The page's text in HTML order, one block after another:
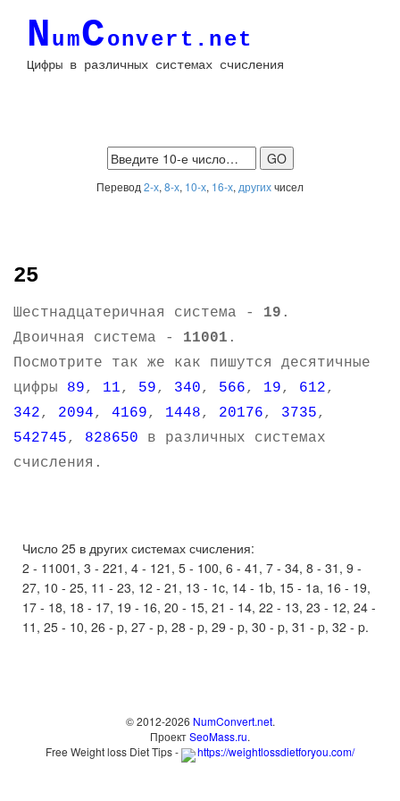
NumConvert.net
Цифры в различных системах счисления
Перевод 2-х, 8-х, 10-х, 16-х, другихчисел
25
Шестнадцатеричная система - 19 .
Двоичная система - 11001 .
Посмотрите так же как пишутся десятичные
цифры 89, 11, 59, 340, 566, 19, 612,
342, 2094, 4169, 1448, 20176, 3735,
542745, 828650 в различных системах
счисления.
Число 25 в других системах счисления:
2 - 11001, 3 - 221, 4 - 121, 5 - 100, 6 - 41, 7 - 34, 8 - 31, 9 -
27, 10 - 25, 11 - 23, 12 - 21, 13 - 1c, 14 - 1b, 15 - 1a, 16 - 19,
17 - 18, 18 - 17, 19 - 16, 20 - 15, 21 - 14, 22 - 13, 23 - 12, 24 -
11, 25 - 10, 26 - p, 27 - p, 28 - p, 29 - p, 30 - p, 31 - p, 32 - p.
© 2012-2026 NumConvert.net.
ПроектSeoMass.ru.
Free Weight loss Diet Tips -
https://weightlossdietforyou.com/